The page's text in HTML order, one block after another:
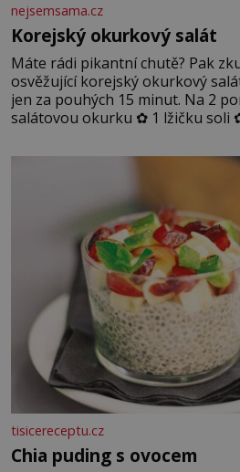
nejsemsama.cz
Korejský okurkový salát
Máte rádi pikantní chutě? Pak
osvěžující korejský okurkový
jen za pouhých 15 minut. Na 2
salátovou okurku ✿ 1 lžičku soli
sezamového oleje ✿ 1 lžičku
jarní cibulku ✿ 1 lžíci
tisicereceptu.cz
Chia puding s ovocem